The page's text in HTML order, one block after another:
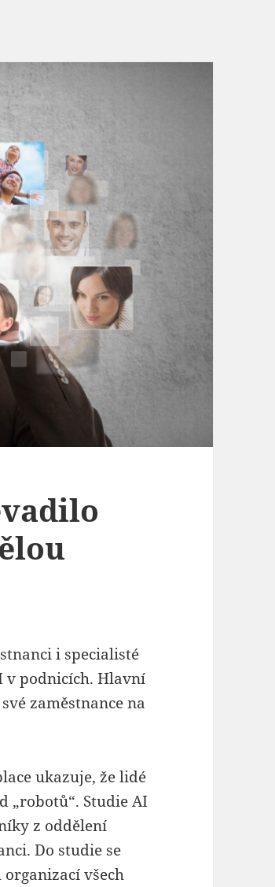
i specialisté
v podnicích. Hlavní
zaměstnance na
ukazuje, že lidé
Studie AI
z oddělení
Do studie se
všech